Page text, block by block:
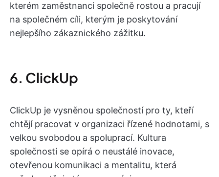
kterém zaměstnanci společně rostou a pracují
na společném cíli, kterým je poskytování
nejlepšího zákaznického zážitku.
6. ClickUp
ClickUp je vysněnou společností pro ty, kteří
chtějí pracovat v organizaci řízené hodnotami, s
velkou svobodou a spoluprací. Kultura
společnosti se opírá o neustálé inovace,
otevřenou komunikaci a mentalitu, která